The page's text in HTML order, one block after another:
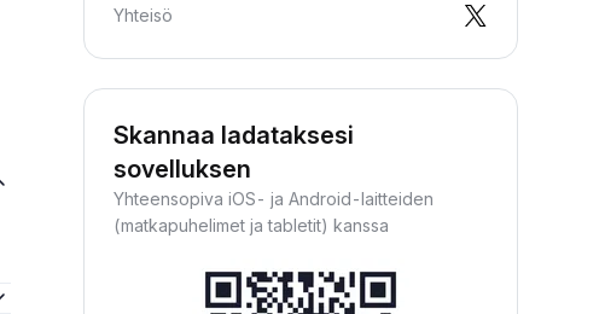
Yhteisö
Skannaa ladataksesi
sovelluksen
Yhteensopiva iOS- ja Android-laitteiden
(matkapuhelimet ja tabletit) kanssa